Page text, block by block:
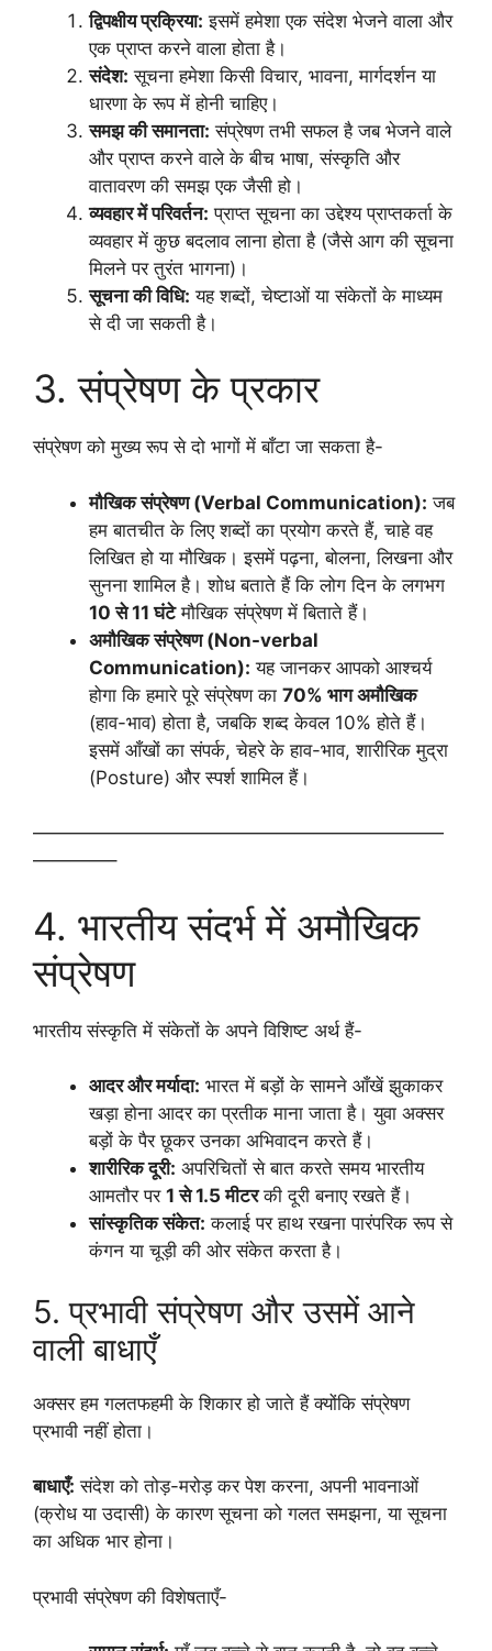
द्विपक्षीय प्रक्रिया: इसमें हमेशा एक संदेश भेजने वाला और
एक प्राप्त करने वाला होता है।
संदेश: सूचना हमेशा किसी विचार, भावना, मार्गदर्शन या
धारणा के रूप में होनी चाहिए।
समझ की समानता: संप्रेषण तभी सफल है जब भेजने वाले
और प्राप्त करने वाले के बीच भाषा, संस्कृति और
वातावरण की समझ एक जैसी हो।
व्यवहार में परिवर्तन: प्राप्त सूचना का उद्देश्य प्राप्तकर्ता के
व्यवहार में कुछ बदलाव लाना होता है (जैसे आग की सूचना
मिलने पर तुरंत भागना)।
सूचना की विधि: यह शब्दों, चेष्टाओं या संकेतों के माध्यम
से दी जा सकती है।
3. संप्रेषण के प्रकार
संप्रेषण को मुख्य रूप से दो भागों में बाँटा जा सकता है-
मौखिक संप्रेषण (Verbal Communication): जब
हम बातचीत के लिए शब्दों का प्रयोग करते हैं, चाहे वह
लिखित हो या मौखिक। इसमें पढ़ना, बोलना, लिखना और
सुनना शामिल है। शोध बताते हैं कि लोग दिन के लगभग
10 से 11 घंटेमौखिक संप्रेषण में बिताते हैं।
अमौखिक संप्रेषण (Non-verbal
Communication): यह जानकर आपको आश्चर्य
होगा कि हमारे पूरे संप्रेषण का 70% भाग अमौखिक
(हाव-भाव) होता है, जबकि शब्द केवल 10% होते हैं।
इसमें आँखों का संपर्क, चेहरे के हाव-भाव, शारीरिक मुद्रा
(Posture) और स्पर्श शामिल हैं।
——————————————————————
————–
4. भारतीय संदर्भ में अमौखिक
संप्रेषण
भारतीय संस्कृति में संकेतों के अपने विशिष्ट अर्थ हैं-
आदर और मर्यादा: भारत में बड़ों के सामने आँखें झुकाकर
खड़ा होना आदर का प्रतीक माना जाता है। युवा अक्सर
बड़ों के पैर छूकर उनका अभिवादन करते हैं।
शारीरिक दूरी: अपरिचितों से बात करते समय भारतीय
आमतौर पर 1 से 1.5 मीटरकी दूरी बनाए रखते हैं।
सांस्कृतिक संकेत: कलाई पर हाथ रखना पारंपरिक रूप से
कंगन या चूड़ी की ओर संकेत करता है।
5. प्रभावी संप्रेषण और उसमें आने
वाली बाधाएँ
अक्सर हम गलतफहमी के शिकार हो जाते हैं क्योंकि संप्रेषण
प्रभावी नहीं होता।
बाधाएँ: संदेश को तोड़-मरोड़ कर पेश करना, अपनी भावनाओं
(क्रोध या उदासी) के कारण सूचना को गलत समझना, या सूचना
का अधिक भार होना।
प्रभावी संप्रेषण की विशेषताएँ-